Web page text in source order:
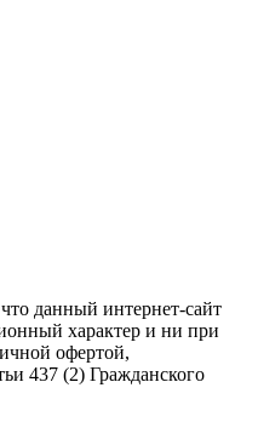
данный интернет-сайт
характер и ни при
офертой,
437 (2) Гражданского